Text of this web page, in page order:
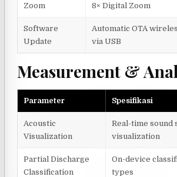
Zoom 8× Digital Zoom
Software
Update
Automatic OTA
via USB
Measurement &
Parameter Spesifikasi
Acoustic
Visualization
Real-time sound
visualization
Partial Discharge
Classification
On-device
types